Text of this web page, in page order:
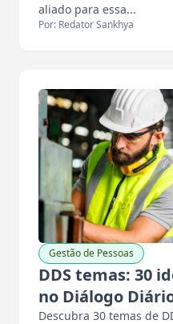
aliado para essa...
Por: Redator Sankhya
Gestão de Pessoas
DDS temas: 30
no Diálogo
Descubra 30 temas de